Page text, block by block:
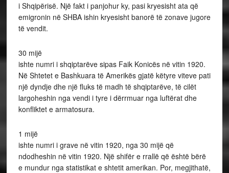
i Shqipërisë. Një fakt i panjohur ky, pasi kryesisht ata që
emigronin në SHBA ishin kryesisht banorë të zonave jugore
të vendit.
30 mijë
ishte numri i shqiptarëve sipas Faik Konicës në vitin 1920.
Në Shtetet e Bashkuara të Amerikës gjatë këtyre viteve pati
një dyndje dhe një fluks të madh të shqiptarëve, të cilët
largoheshin nga vendi i tyre i dërrmuar nga luftërat dhe
konfliktet e armatosura.
1 mijë
ishte numri i grave në vitin 1920, nga 30 mijë që
ndodheshin në vitin 1920. Një shifër e rrallë që është bërë
e mundur nga statistikat e shtetit amerikan. Por, megjithatë,